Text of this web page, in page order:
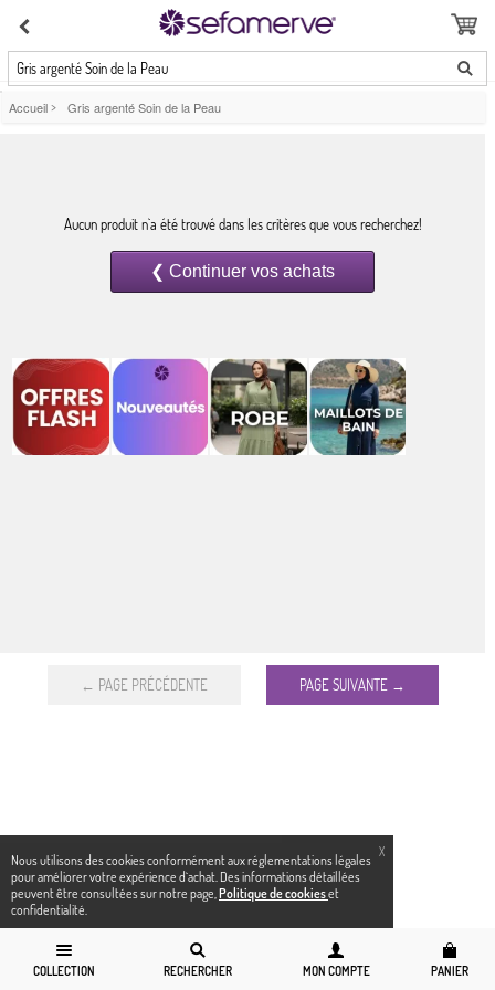
X
Nous utilisons des cookies conformément aux réglementations légales
pour améliorer votre expérience d`achat. Des informations détaillées
peuvent être consultées sur notre page,Politique de cookieset
confidentialité.
Gris argenté Soin de la Peau
COLLECTION RECHERCHER MON COMPTE PANIER
Accueil > Gris argenté Soin de la Peau
Aucun produit n`a été trouvé dans les critères que vous recherchez!
← PAGE PRÉCÉDENTE PAGE SUIVANTE →